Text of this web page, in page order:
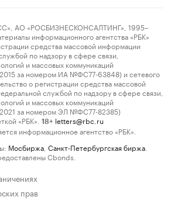
АО «РОСБИЗНЕСКОНСАЛТИНГ», 1995–
информационного агентства «РБК»
средства массовой информации
по надзору в сфере связи,
и массовых коммуникаций
за номером ИА №ФС77-63848) и сетевого
о регистрации средства массовой
службой по надзору в сфере связи,
и массовых коммуникаций
за номером ЭЛ №ФС77-82385)
«РБК».
18+ letters@rbc.ru
информационное агентство «РБК».
Мосбиржа Санкт-Петербургская биржа
Cbonds.
прав